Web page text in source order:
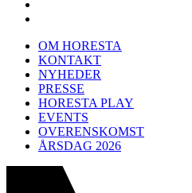
OM HORESTA
KONTAKT
NYHEDER
PRESSE
HORESTA PLAY
EVENTS
OVERENSKOMST
ÅRSDAG 2026